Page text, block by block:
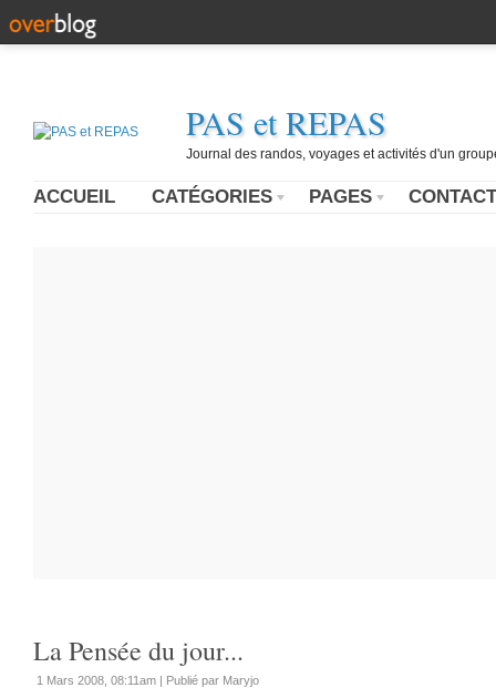
PAS et REPAS
Journal des randos, voyages et activités d'un
ACCUEIL CATÉGORIES PAGES CONTACT
La Pensée du jour...
1 Mars 2008, 08:11am | Publié par Maryjo